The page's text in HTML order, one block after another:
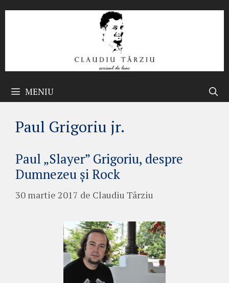
MENIU
Paul Grigoriu jr.
Paul „Slayer” Grigoriu, despre
Dumnezeu și Rock
30 martie 2017 de Claudiu Târziu